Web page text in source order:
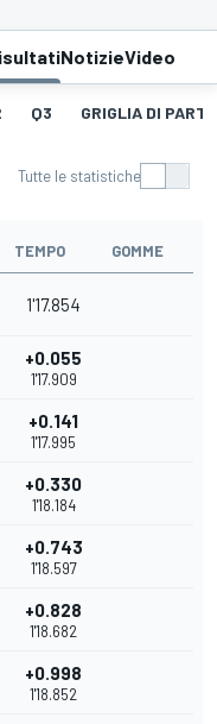
NotizieVideo
Q3 GRIGLIA DI
Tutte le statistiche
TEMPO GOMME
1'17.854
+0.055
1'17.909
+0.141
1'17.995
+0.330
1'18.184
+0.743
1'18.597
+0.828
1'18.682
+0.998
1'18.852